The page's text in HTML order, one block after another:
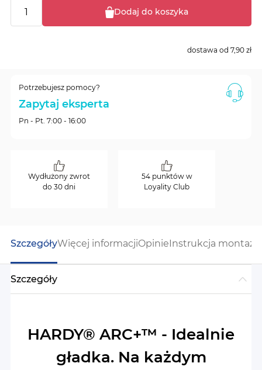
Dodaj do koszyka
dostawa od 7,90 zł
Potrzebujesz pomocy?
Zapytaj eksperta
Pn - Pt. 7:00 - 16:00
Wydłużony zwrot
do 30 dni
54 punktów w
Loyality Club
SzczegółyWięcej informacjiOpinieInstrukcja montażu
Szczegóły
HARDY® ARC+™ - Idealnie
gładka. Na każdym